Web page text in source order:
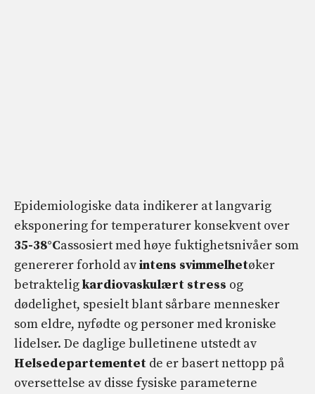
Epidemiologiske data indikerer at langvarig
eksponering for temperaturer konsekvent over
35-38°Cassosiert med høye fuktighetsnivåer som
genererer forhold avintens svimmelhetøker
betrakteligkardiovaskulært stress og
dødelighet, spesielt blant sårbare mennesker
som eldre, nyfødte og personer med kroniske
lidelser. De daglige bulletinene utstedt av
Helsedepartementet de er basert nettopp på
oversettelse av disse fysiske parameterne